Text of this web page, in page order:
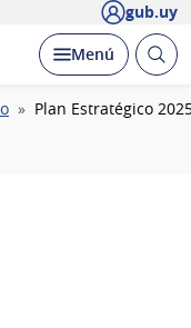
gub.uy
Desplegar
Menú Abrir
Plan Estratégico